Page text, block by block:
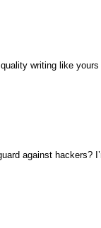
writing like
against hackers?